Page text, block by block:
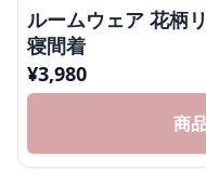
ルームウェア 花柄
寝間着
¥3,980
商